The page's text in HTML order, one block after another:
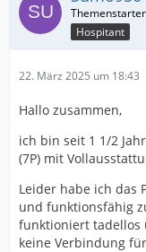
Hospitant
22. März 2025 um 18:43
Hallo zusammen,
ich bin seit 1 1/2
(7P) mit
Leider habe ich das
und funktionsfähig
funktioniert tadellos
keine Verbindung